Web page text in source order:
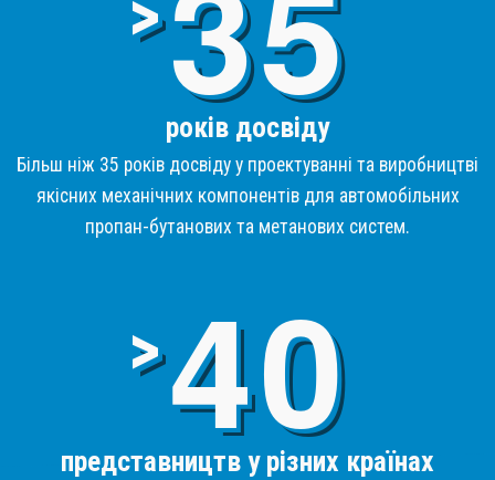
років досвіду
Більш ніж 35 років досвіду у проектуванні та виробництві
якісних механічних компонентів для автомобільних
пропан-бутанових та метанових систем.
>4
представництв у різних країнах